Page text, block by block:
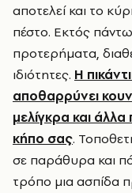
αποτελεί και το
πέστο. Εκτός
προτερήματα,
ιδιότητες. H
αποθαρρύνει
μελίγκρα και
κήπο σας.
σε παράθυρα και
τρόπο μια ασπίδα